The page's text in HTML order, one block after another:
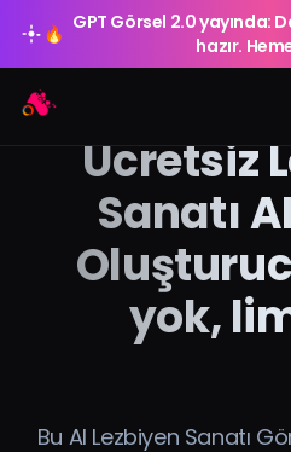
🔥 GPT Görsel 2.0 yayında:
hazır.
Yapay Zeka Sohbeti
Yapay Zeka Eğitim
Yapay Zeka Video
🔥
GPT Görsel 2.0 yayında:
Ücretsiz
Sanatı
yok,
Bu AI Lezbiyen Sanatı